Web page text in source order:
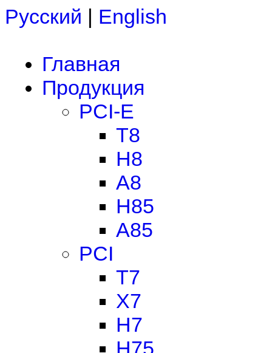
Русский | English
Главная
Продукция
PCI-E
T8
H8
A8
H85
A85
PCI
T7
X7
H7
H75